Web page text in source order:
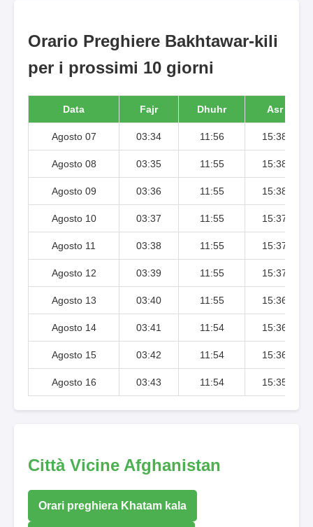
Orario Preghiere Bakhtawar-kili
per i prossimi 10 giorni
Data Fajr Dhuhr Asr
Agosto 07 03:34 11:56 15:38
Agosto 08 03:35 11:55 15:38
Agosto 09 03:36 11:55 15:38
Agosto 10 03:37 11:55 15:37
Agosto 11 03:38 11:55 15:37
Agosto 12 03:39 11:55 15:37
Agosto 13 03:40 11:55 15:36
Agosto 14 03:41 11:54 15:36
Agosto 15 03:42 11:54 15:36
Agosto 16 03:43 11:54 15:35
Città Vicine Afghanistan
Orari preghiera Khatam kala